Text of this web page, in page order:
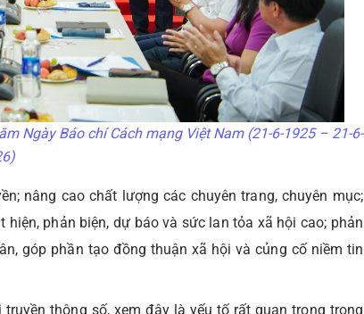
Ngày Báo chí Cách mạng Việt Nam (21-6-1925 – 21-6-
nâng cao chất lượng các chuyên trang, chuyên mục;
phản biện, dự báo và sức lan tỏa xã hội cao; phản
góp phần tạo đồng thuận xã hội và củng cố niềm tin
thông số, xem đây là yếu tố rất quan trọng trong